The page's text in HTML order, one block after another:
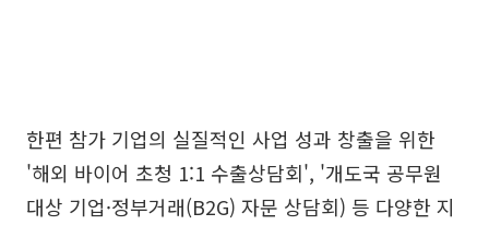
한편 참가 기업의 실질적인 사업 성과 창출을 위한
'해외 바이어 초청 1:1 수출상담회', '개도국 공무원
대상 기업·정부거래(B2G) 자문 상담회) 등 다양한 지